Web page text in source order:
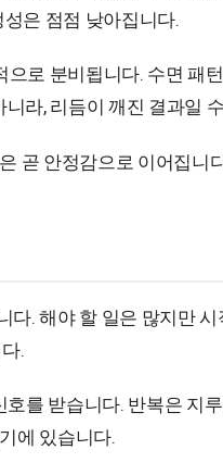
은 점점 낮아집니다.
로 분비됩니다. 수면 패
라, 리듬이 깨진 결과일
곧 안정감으로 이어집니
. 해야 할 일은 많지만 시
.
를 받습니다. 반복은 지
에 있습니다.